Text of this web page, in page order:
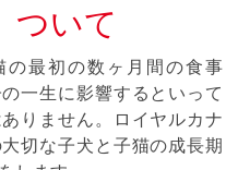
ついて
の最初の数ヶ月間の食事
一生に影響するといって
りません。ロイヤルカナ
切な子犬と子猫の成長期